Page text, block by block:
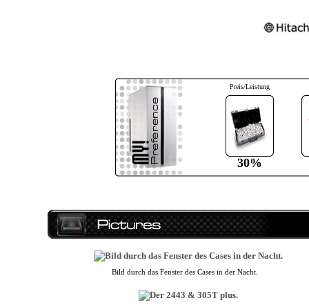
Preis/Leistung
30%
Bild durch das Fenster des Cases in der Nacht.